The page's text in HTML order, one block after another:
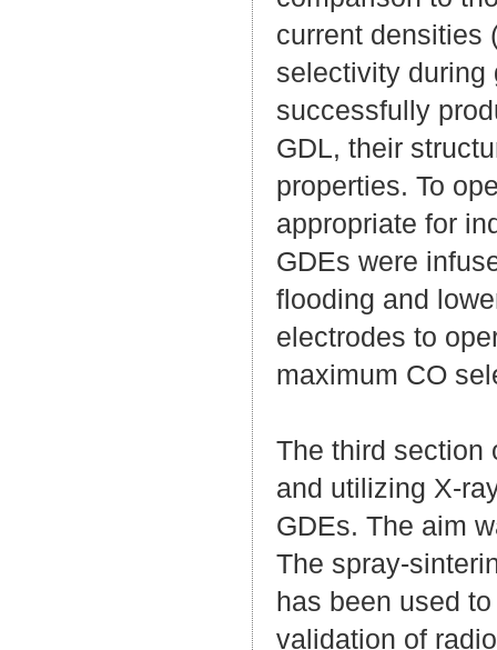
current densities
selectivity during
successfully
GDL, their
properties. To
appropriate for
GDEs were
flooding and
electrodes to
maximum CO
The third section
and utilizing X-
GDEs. The aim
The spray-
has been used
validation of